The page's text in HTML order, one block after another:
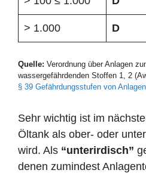
> 1.000 D
Quelle: Verordnung über Anlagen
wassergefährdenden Stoffen 1, 2
§ 39 Gefährdungsstufen von Anlagen
Sehr wichtig ist im
Öltank als ober- oder
wird. Als “unterirdisch”
denen zumindest